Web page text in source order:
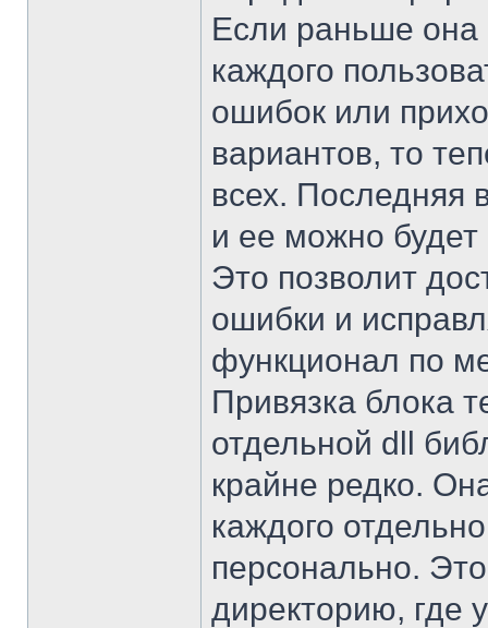
Если раньше она
каждого
ошибок или
вариантов, то
всех. Последняя
и ее можно будет
Это позволит
ошибки и
функционал по
Привязка блока
отдельной dll
крайне редко.
каждого
персонально.
директорию, где